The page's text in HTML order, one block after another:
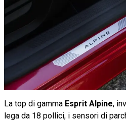
La top di gamma Esprit Alpine,
lega da 18 pollici, i sensori di